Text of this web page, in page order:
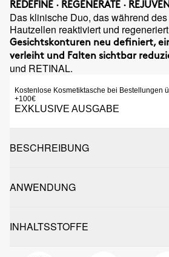
REDEFINE · REGENERATE ·
Das klinische Duo, das während
Hautzellen reaktiviert und
Gesichtskonturen neu definiert,
verleiht und Falten sichtbar
und RETINAL.
Kostenlose Kosmetiktasche bei Bestellungen
+100€
EXKLUSIVE AUSGABE
BESCHREIBUNG
ANWENDUNG
INHALTSSTOFFE